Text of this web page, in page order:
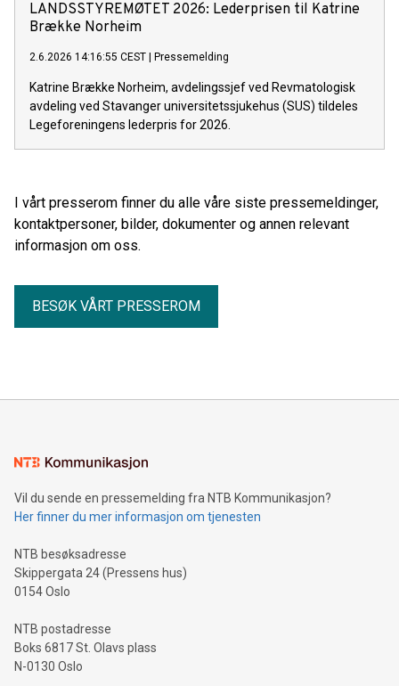
LANDSSTYREMØTET 2026: Lederprisen til Katrine
Brække Norheim
2.6.2026 14:16:55 CEST Pressemelding
Katrine Brække Norheim, avdelingssjef ved Revmatologisk
avdeling ved Stavanger universitetssjukehus (SUS) tildeles
Legeforeningens lederpris for 2026.
I vårt presserom finner du alle våre siste pressemeldinger,
kontaktpersoner, bilder, dokumenter og annen relevant
informasjon om oss.
BESØK VÅRT PRESSEROM
Vil du sende en pressemelding fra NTB Kommunikasjon?
Her finner du mer informasjon om tjenesten
NTB besøksadresse
Skippergata 24 (Pressens hus)
0154 Oslo
NTB postadresse
Boks 6817 St. Olavs plass
N-0130 Oslo